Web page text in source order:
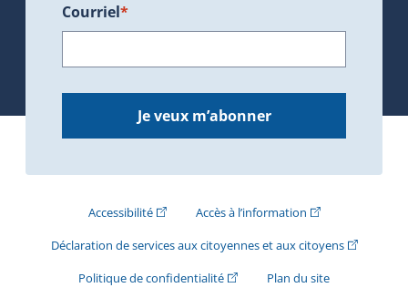
Courriel*
Je veux m’abonner
Accessibilité(Cet hyperlien externe s'ouvrira dans une
Accès à l’information(Cet hyperlien
Déclaration de services aux citoyennes et aux citoyens(Cet
Politique de confidentialité(Cet hyperlien externe s'ouvrira
Plan du site